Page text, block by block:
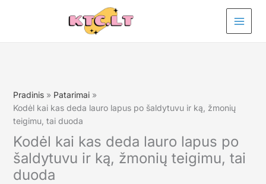
Pradinis
Patarimai
Kodėl kai kas deda lauro lapus po šaldytuvu ir ką, žmonių
teigimu, tai duoda
Kodėl kai kas deda lauro lapus po
šaldytuvu ir ką, žmonių teigimu, tai
duoda